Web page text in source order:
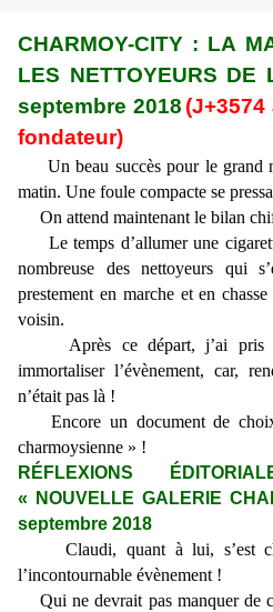
CHARMOY-CITY : LA
LES NETTOYEURS
septembre 2018
fondateur)
Un beau succès pour le grand
matin. Une foule compacte se
On attend maintenant le bilan
Le temps d’allumer une
nombreuse des nettoyeurs qui
prestement en marche et en
voisin.
Après ce départ, j’ai pris
immortaliser l’évènement, car,
n’était pas là !
Encore un document de
charmoysienne » !
RÉFLEXIONS
« NOUVELLE GALERIE
septembre 2018
Claudi, quant à lui, s’est
l’incontournable évènement !
Qui ne devrait pas manquer de